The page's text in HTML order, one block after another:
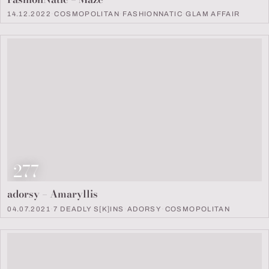
14.12.2022 ·COSMOPOLITAN FASHIONNATIC ·GLAM AFFAIR
Look Nummer
277
adorsy – Amaryllis
04.07.2021 ·7 DEADLY S[K]INS ADORSY COSMOPOLITAN